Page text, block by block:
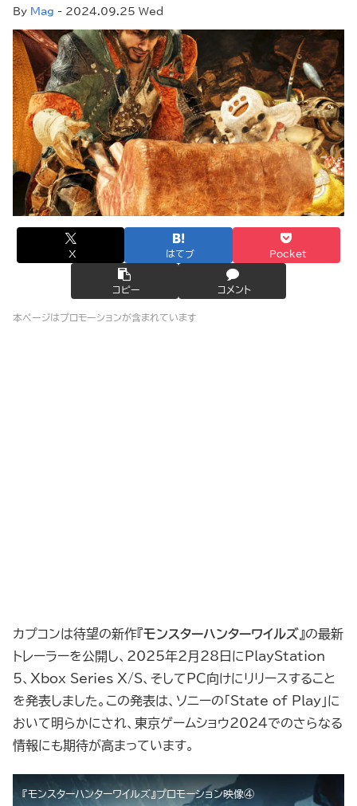
By Mag - 2024.09.25 Wed
X はてブ Pocket
コピー コメント
本ページはプロモーションが含まれています
カプコンは待望の新作『モンスターハンターワイルズ 』の最新
トレーラーを公開し、2025年2月28日にPlayStation
5、Xbox Series X/S、そしてPC向けにリリースすること
を発表しました。この発表は、ソニーの「State of Play」に
おいて明らかにされ、東京ゲームショウ2024でのさらなる
情報にも期待が高まっています。
『モンスターハンターワイルズ』プロモーション映像④